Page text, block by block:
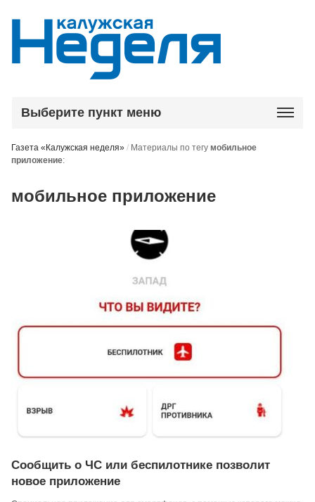
Выберите пункт меню
Газета «Калужская неделя» / Материалы по тегумобильное
приложение:
мобильное приложение
Сообщить о ЧС или беспилотнике позволит
новое приложение